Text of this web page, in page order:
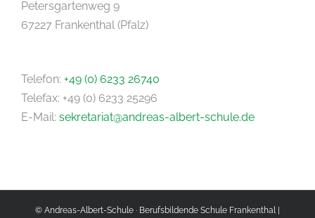
Petersgartenweg 9
67227 Frankenthal (Pfalz)
Telefon: +49 (0) 6233 26740
Telefax: +49 (0) 6233 25296
E-Mail: sekretariat@andreas-albert-schule.de
© Andreas-Albert-Schule · Berufsbildende Schule Frankenthal |